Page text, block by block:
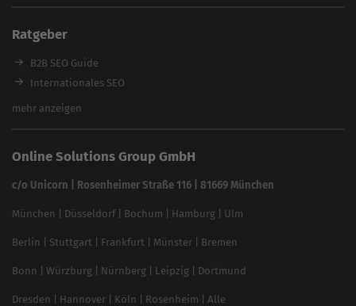
Backlink-Check
Ladezeiten-Check
Brand Protection Tool
Website SEO Check
feed2content.ai
Ratgeber
B2B SEO Guide
Internationales SEO
eCommerce SEO
In ChatGPT gefunden werden
Linkbuilding 2025
Local SEO
SEO für Online Shops
Brand Monitoring 2025
mehr anzeigen
Online Solutions Group GmbH
c/o Unicorn | Rosenheimer Straße 116 | 81669 München
München Düsseldorf| Bochum Hamburg Ulm
Berlin Stuttgart Frankfurt Münster Bremen
Bonn Würzburg Nürnberg Leipzig Dortmund
Dresden Hannover Köln Rosenheim Alle